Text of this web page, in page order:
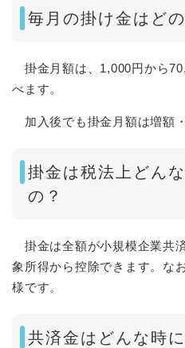
毎月の掛け金はど
掛金月額は、1,000円から
べます。
加入後でも掛金月額は増額
掛金は税法上どん
の？
掛金は全額が小規模企業共
象所得から控除できます。な
様です。
共済金はどんな時